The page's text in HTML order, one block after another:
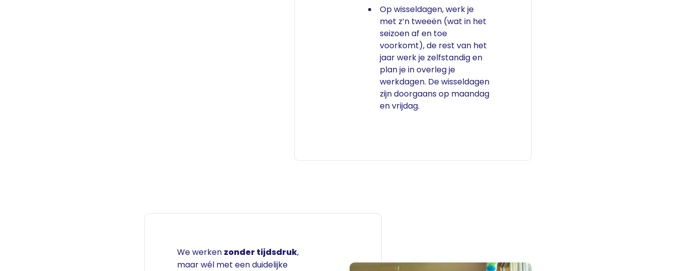
Op wisseldagen, werk je
met z’n tweeën (wat in het
seizoen af en toe
voorkomt), de rest van het
jaar werk je zelfstandig en
plan je in overleg je
werkdagen. De wisseldagen
zijn doorgaans op maandag
en vrijdag.
We werken zonder tijdsdruk,
maar wél met een duidelijke